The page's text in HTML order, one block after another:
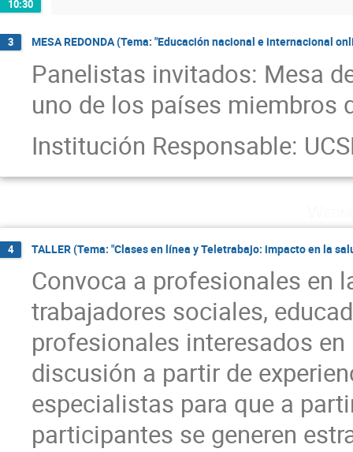
10:30
3 MESA REDONDA (Tema: "Educación nacional e internacional
Panelistas invitados: Mesa
uno de los países miembros
Institución Responsable:
4 TALLER (Tema: "Clases en línea y Teletrabajo: impacto en la
Convoca a profesionales en
trabajadores sociales,
profesionales interesados
discusión a partir de
especialistas para que a
participantes se generen